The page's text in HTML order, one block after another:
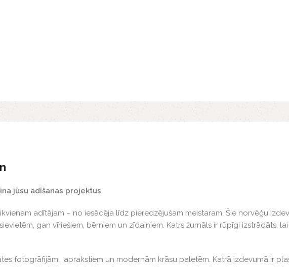
jūsu adīšanas projektus
adītājam – no iesācēja līdz pieredzējušam meistaram. Šie norvēģu
gan vīriešiem, bērniem un zīdaiņiem. Katrs žurnāls ir rūpīgi izstrādāts,
fotogrāfijām, aprakstiem un modernām krāsu paletēm. Katrā izdevumā ir